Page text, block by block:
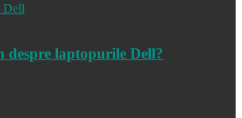
despre laptopurile Dell?